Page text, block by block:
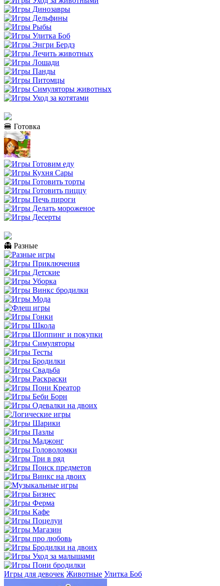
🍔 Готовка
👻 Разные
Игры для девочек Животные Улитка Боб